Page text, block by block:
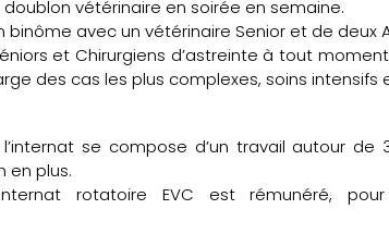
doublon vétérinaire en soirée en semaine.
binôme avec un vétérinaire Senior et de deux
et Chirurgiens d’astreinte à tout
des cas les plus complexes, soins intensifs
l’internat se compose d’un travail autour de
en plus.
rotatoire EVC est rémunéré, pour